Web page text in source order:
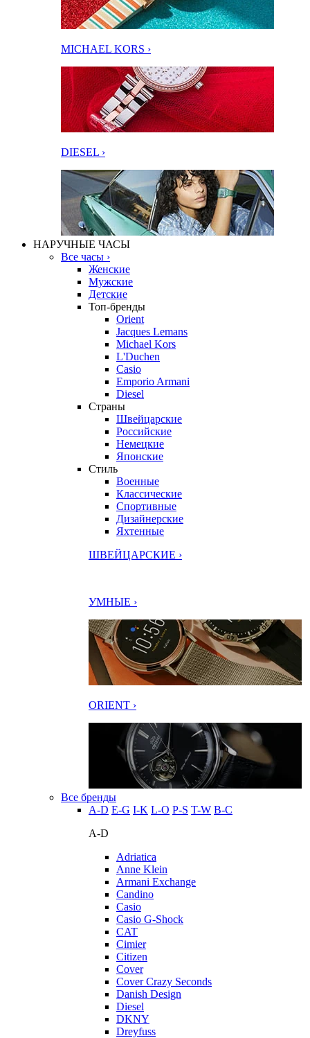
MICHAEL KORS ›
DIESEL ›
НАРУЧНЫЕ ЧАСЫ
Все часы ›
Женские
Мужские
Детские
Топ-бренды
Orient
Jacques Lemans
Michael Kors
L'Duchen
Casio
Emporio Armani
Diesel
Страны
Швейцарские
Российские
Немецкие
Японские
Стиль
Военные
Классические
Спортивные
Дизайнерские
Яхтенные
ШВЕЙЦАРСКИЕ ›
УМНЫЕ ›
ORIENT ›
Все бренды
A-D E-G I-K L-O P-S T-W В-С
A-D
Adriatica
Anne Klein
Armani Exchange
Candino
Casio
Casio G-Shock
CAT
Cimier
Citizen
Cover
Cover Crazy Seconds
Danish Design
Diesel
DKNY
Dreyfuss